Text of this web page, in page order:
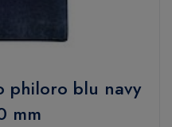
philoro blu navy
mm